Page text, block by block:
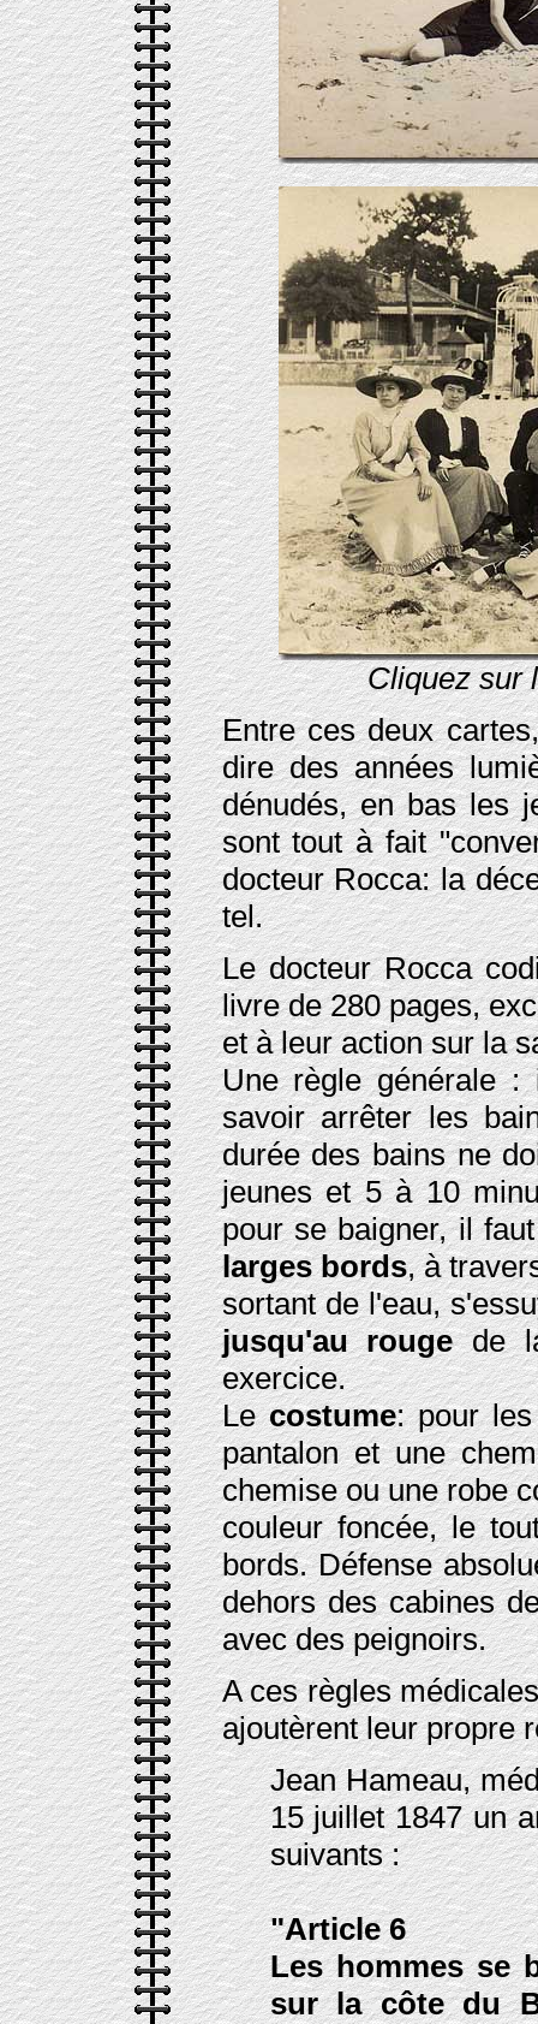
Cliquez sur
Entre ces deux
dire des années
dénudés, en bas les
sont tout à fait
docteur Rocca: la
tel.
Le docteur Rocca
livre de 280 pages,
et à leur action sur la
Une règle générale
savoir arrêter les
durée des bains ne
jeunes et 5 à 10
pour se baigner, il
larges bords, à
sortant de l'eau,
jusqu'au rougede
exercice.
Lecostume: pour
pantalon et une
chemise ou une robe
couleur foncée, le
bords. Défense
dehors des cabines
avec des peignoirs.
A ces règles
ajoutèrent leur propre
Jean Hameau,
15 juillet 1847 un
suivants :
"Article 6
Les hommes se
sur la côte du